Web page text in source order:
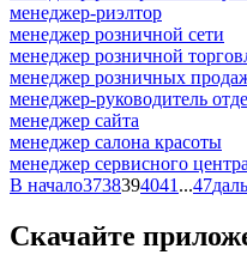
менеджер-риэлтор
менеджер розничной сети
менеджер розничной
менеджер розничных
менеджер-руководитель
менеджер сайта
менеджер салона красоты
менеджер сервисного центра
В начало3738394041 ...47
Скачайте